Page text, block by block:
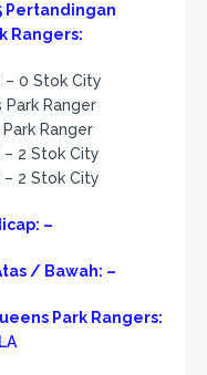
Pertandingan
Rangers:
0 Stok City
Ranger
Ranger
2 Stok City
2 Stok City
–
/ Bawah: –
Park Rangers: